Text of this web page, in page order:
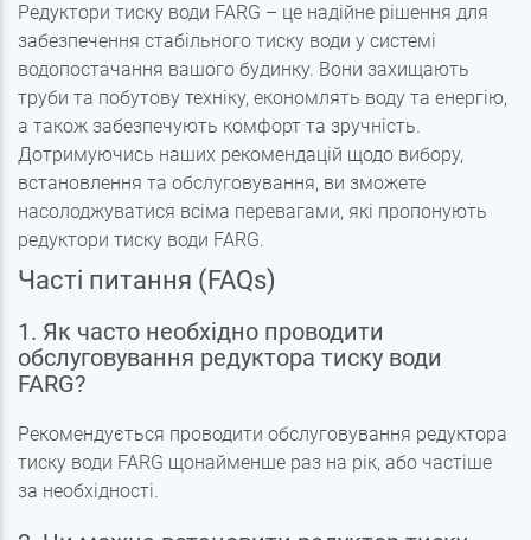
Редуктори тиску води FARG – це надійне рішення для
забезпечення стабільного тиску води у системі
водопостачання вашого будинку. Вони захищають
труби та побутову техніку, економлять воду та енергію,
а також забезпечують комфорт та зручність.
Дотримуючись наших рекомендацій щодо вибору,
встановлення та обслуговування, ви зможете
насолоджуватися всіма перевагами, які пропонують
редуктори тиску води FARG.
Часті питання (FAQs)
1. Як часто необхідно проводити
обслуговування редуктора тиску води
FARG?
Рекомендується проводити обслуговування редуктора
тиску води FARG щонайменше раз на рік, або частіше
за необхідності.